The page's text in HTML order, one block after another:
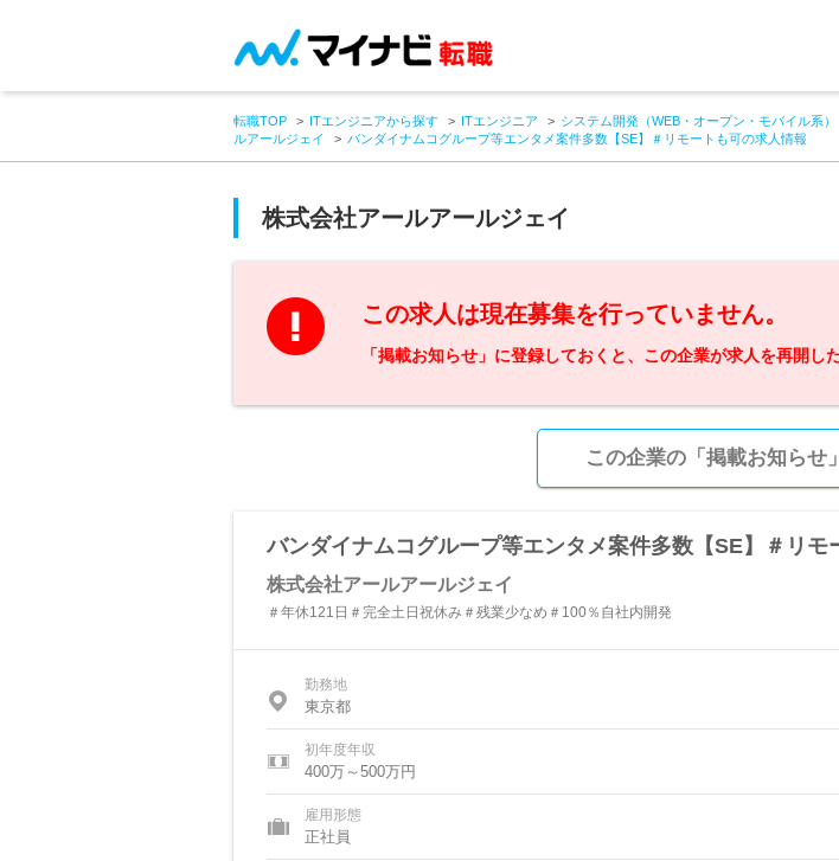
転職TOP ITエンジニアから探す ITエンジニア システム開発（WEB・オープン・モバイル系）
ルアールジェイ
バンダイナムコグループ等エンタメ案件多数【SE】＃リモートも可の求人情報
株式会社アールアールジェイ
この求人は現在募集を行っていません。
「掲載お知らせ」に登録しておくと、この企業が求人を再開し
この企業の「掲載お知らせ
バンダイナムコグループ等エンタメ案件多数【SE】＃リモ
株式会社アールアールジェイ
＃年休121日＃完全土日祝休み＃残業少なめ＃100％自社内開発
勤務地
東京都
初年度年収
400万～500万円
雇用形態
正社員